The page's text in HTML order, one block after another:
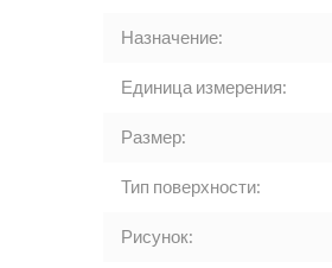
Назначение:
Единица измерения:
Размер:
Тип поверхности:
Рисунок: